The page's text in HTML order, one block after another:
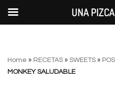
al
contenido
Home » RECETAS » SWEETS »
MONKEY SALUDABLE
UNA